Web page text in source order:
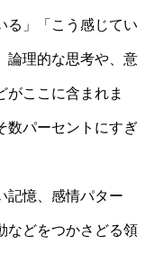
る」「こう感じてい
論理的な思考や、意
がここに含まれま
数パーセントにすぎ
記憶、感情パター
などをつかさどる領